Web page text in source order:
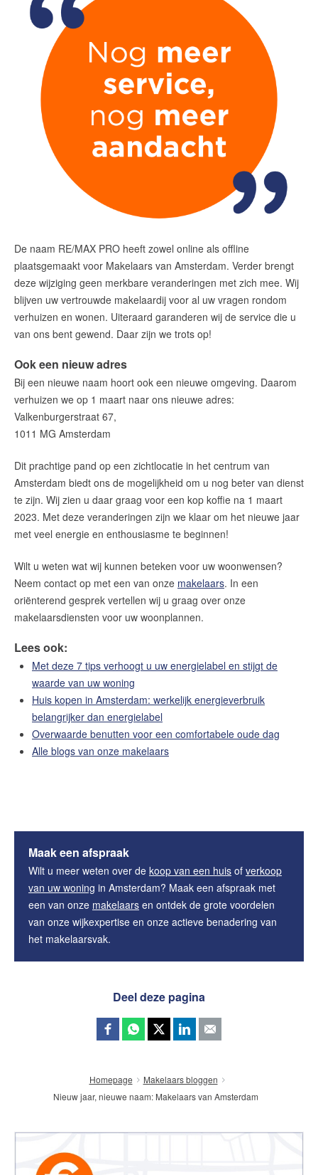
De naam RE/MAX PRO heeft zowel online als offline
plaatsgemaakt voor Makelaars van Amsterdam. Verder brengt
deze wijziging geen merkbare veranderingen met zich mee. Wij
blijven uw vertrouwde makelaardij voor al uw vragen rondom
verhuizen en wonen. Uiteraard garanderen wij de service die u
van ons bent gewend. Daar zijn we trots op!
Ook een nieuw adres
Bij een nieuwe naam hoort ook een nieuwe omgeving. Daarom
verhuizen we op 1 maart naar ons nieuwe adres:
Valkenburgerstraat 67,
1011 MG Amsterdam
Dit prachtige pand op een zichtlocatie in het centrum van
Amsterdam biedt ons de mogelijkheid om u nog beter van dienst
te zijn. Wij zien u daar graag voor een kop koffie na 1 maart
2023. Met deze veranderingen zijn we klaar om het nieuwe jaar
met veel energie en enthousiasme te beginnen!
Wilt u weten wat wij kunnen beteken voor uw woonwensen?
Neem contact op met een van onze makelaars. In een
oriënterend gesprek vertellen wij u graag over onze
makelaarsdiensten voor uw woonplannen.
Lees ook:
Met deze 7 tips verhoogt u uw energielabel en stijgt de
waarde van uw woning
Huis kopen in Amsterdam: werkelijk energieverbruik
belangrijker dan energielabel
Overwaarde benutten voor een comfortabele oude dag
Alle blogs van onze makelaars
Maak een afspraak
Wilt u meer weten over de koop van een huis of verkoop
van uw woning in Amsterdam? Maak een afspraak met
een van onze makelaars en ontdek de grote voordelen
van onze wijkexpertise en onze actieve benadering van
het makelaarsvak.
Deel deze pagina
Homepage
Makelaars bloggen
Nieuw jaar, nieuwe naam: Makelaars van Amsterdam